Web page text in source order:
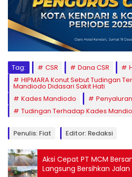
Tag: CSR Dana CSR
HIPMARA Konut Sebut Tudingan
Mandiodo Didasari Sakit Hati
Kades Mandiodo
Penyaluran
Tudingan Terhadap Kades
Penulis: Fiat Editor: Redaksi
Aksi Cepat PT MCM
Langsung Bersihkan Jalan